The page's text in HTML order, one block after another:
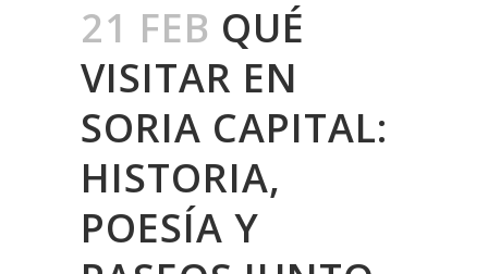
21 FEB QUÉ
VISITAR EN
SORIA CAPITAL:
HISTORIA,
POESÍA Y